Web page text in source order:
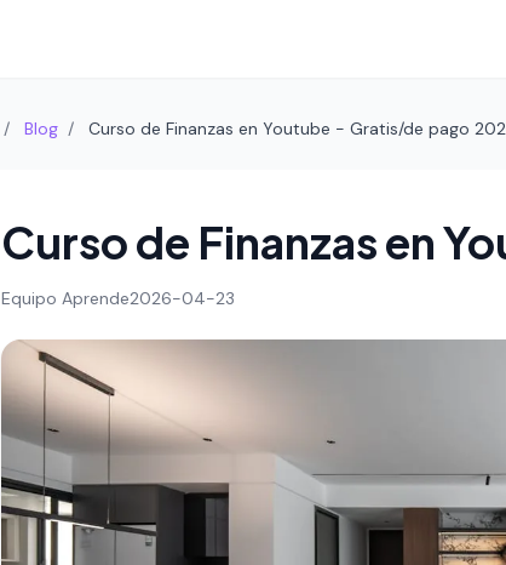
/ Blog / Curso de Finanzas en Youtube - Gratis/de pago
Curso de Finanzas en
Equipo Aprende2026-04-23